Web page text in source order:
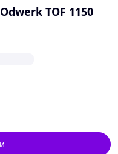
TOF 1150